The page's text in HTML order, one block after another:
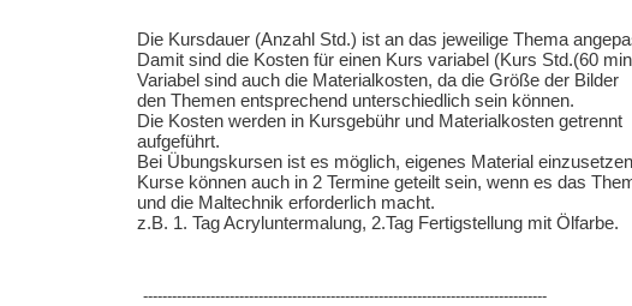
Die Kursdauer (Anzahl Std.) ist an das jeweilige Thema
Damit sind die Kosten für einen Kurs variabel (Kurs Std.(60
Variabel sind auch die Materialkosten, da die Größe der Bilder
den Themen entsprechend unterschiedlich sein können.
Die Kosten werden in Kursgebühr und Materialkosten getrennt
aufgeführt.
Bei Übungskursen ist es möglich, eigenes Material
Kurse können auch in 2 Termine geteilt sein, wenn es das
und die Maltechnik erforderlich macht.
z.B. 1. Tag Acryluntermalung, 2.Tag Fertigstellung mit Ölfarbe.
------------------------------------------------------------------------------------